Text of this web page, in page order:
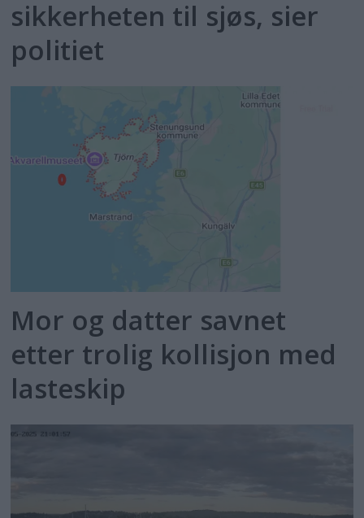
sikkerheten til sjøs, sier
politiet
Mor og datter savnet
etter trolig kollisjon med
lasteskip